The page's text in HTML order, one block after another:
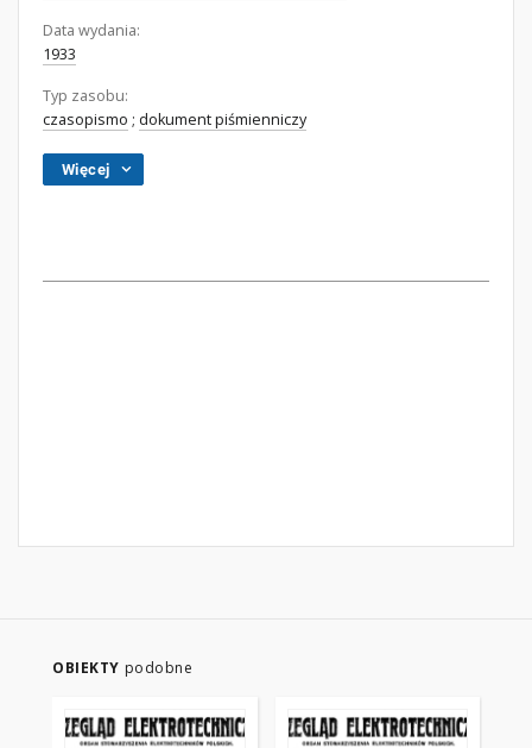
Data wydania:
1933
Typ zasobu:
czasopismo ; dokument piśmienniczy
Więcej
OBIEKTY podobne